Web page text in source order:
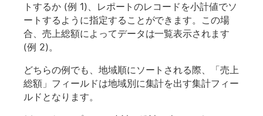
トするか (例 1)、レポートのレコードを小計値でソ
ートするように指定することができます。この場
合、売上総額によってデータは一覧表示されます
(例 2)。
どちらの例でも、地域順にソートされる際、「売上
総額」フィールドは地域別に集計を出す集計フィー
ルドとなります。